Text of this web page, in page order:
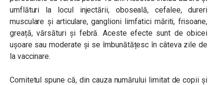
umflături la locul injectării, oboseală, cefalee, dureri
musculare și articulare, ganglioni limfatici măriti, frisoane,
greață, vărsături și febră. Aceste efecte sunt de obicei
ușoare sau moderate și se îmbunătățesc în câteva zile de
la vaccinare.
Comitetul spune că, din cauza numărului limitat de copii și